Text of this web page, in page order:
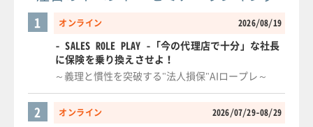
オンライン 2026/08/19
1
- SALES ROLE PLAY -「今の代理店で十分」な社長
に保険を乗り換えさせよ！
～義理と慣性を突破する"法人損保"AIロープレ～
オンライン 2026/07/29-08/29
2